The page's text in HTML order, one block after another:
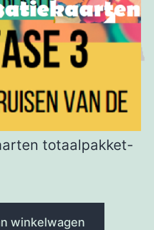
totaalpakket-
winkelwagen